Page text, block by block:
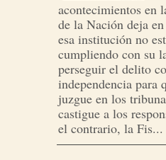
acontecimientos en
de la Nación deja
esa institución no
cumpliendo con su
perseguir el delito
independencia para
juzgue en los
castigue a los
el contrario, la Fis...